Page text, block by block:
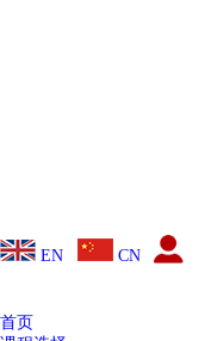
EN CN
首页